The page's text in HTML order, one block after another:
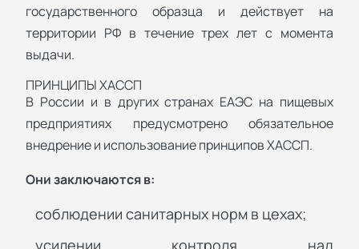
государственного образца и действует на
территории РФ в течение трех лет с момента
выдачи.
ПРИНЦИПЫ ХАССП
В России и в других странах ЕАЭС на пищевых
предприятиях предусмотрено обязательное
внедрение и использование принципов ХАССП.
Они заключаются в:
соблюдении санитарных норм в цехах;